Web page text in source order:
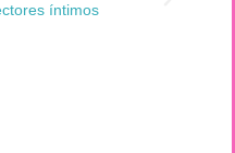
íntimos